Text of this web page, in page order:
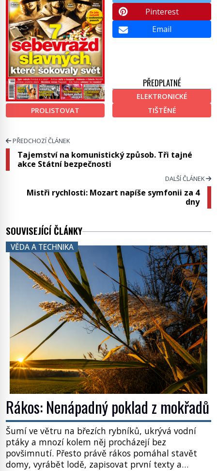
PROLISTOVAT
Pinterest
Email
PŘEDPLATNÉ
ELEKTRONICKÉ
TIŠTĚNÉ
PŘEDCHOZÍ ČLÁNEK
Tajemství na komunistický způsob. Tři tajné
akce Státní bezpečnosti
DALŠÍ ČLÁNEK
Mistři rychlosti: Mozart napíše symfonii za 4
dny
SOUVISEJÍCÍ ČLÁNKY
VĚDA A TECHNIKA
Rákos: Nenápadný poklad z mokřadů
Šumí ve větru na březích rybníků, ukrývá vodní
ptáky a mnozí kolem něj procházejí bez
povšimnutí. Přesto právě rákos pomáhal stavět
domy, vyrábět lodě, zapisovat první texty a